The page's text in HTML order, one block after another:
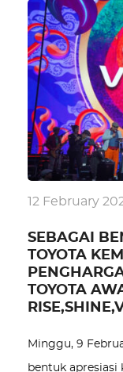
12 February
SEBAGAI
TOYOTA
TOYOTA
Minggu, 9
bentuk apresiasi